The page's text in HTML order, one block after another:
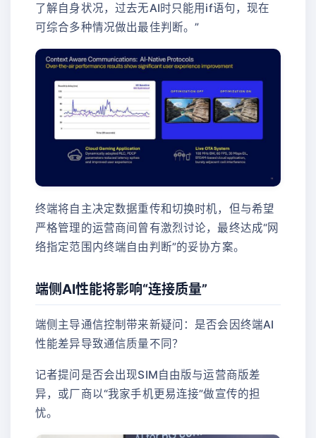
了解自身状况，过去无AI时只能用if语句，现在
可综合多种情况做出最佳判断。”
终端将自主决定数据重传和切换时机，但与希望
严格管理的运营商间曾有激烈讨论，最终达成“网
络指定范围内终端自由判断”的妥协方案。
端侧AI性能将影响“连接质量”
端侧主导通信控制带来新疑问：是否会因终端AI
性能差异导致通信质量不同？
记者提问是否会出现SIM自由版与运营商版差
异，或厂商以“我家手机更易连接”做宣传的担
忧。